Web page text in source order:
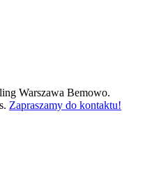
Warszawa Bemowo.
Zapraszamy do kontaktu!